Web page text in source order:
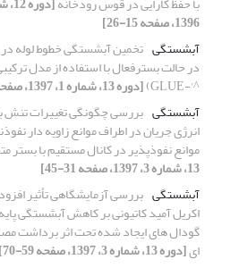
1396، صفحه 15-26]
آبشستگی تخمین آبشستگی خطوط لوله در
^'-GLUE)
[دوره 13، شماره 1، 1397، صفحه 63-72]
آبشستگی بررسی چگونگی تغییرات تنش
انرژی جریان در اطراف موانع زاویه دار
موانع نفوذپذیر در کانال مستقیم با بستر
13، شماره 3، 1397، صفحه 31-45]
آبشستگی بررسی آزمایشگاهی تأثیر
اکریل آمید کاتیونی بر کاهش آبشستگی
گودال های ایجاد شده تحت اثر برداشت
ای[دوره 13، شماره 3، 1397، صفحه 59-70]